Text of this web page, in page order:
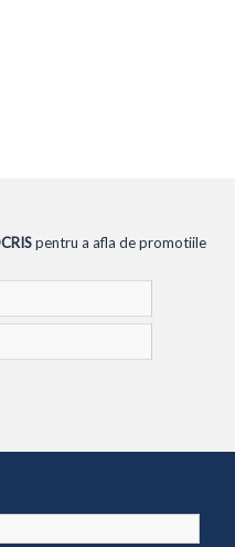
pentru a afla de promotiile